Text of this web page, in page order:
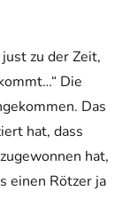
zu der Zeit,
Die
Das
hat, dass
hat,
einen Rötzer ja